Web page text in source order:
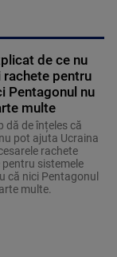
de ce nu
rachete pentru
Pentagonul nu
multe
dă de înțeles că
pot ajuta Ucraina
rachete
sistemele
că nici Pentagonul
multe.